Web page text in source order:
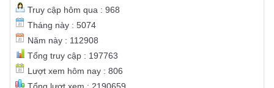
THỐNG KÊ TRUY CẬP
Truy cập hôm nay : 407
Truy cập hôm qua : 968
Tháng này : 5074